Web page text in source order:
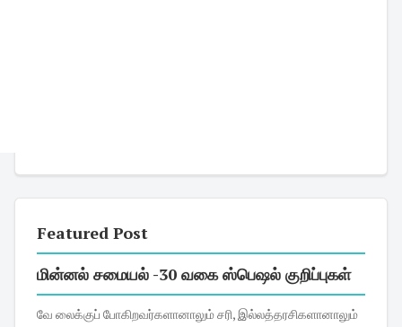
Featured Post
மின்னல் சமையல் -30 வகை ஸ்பெஷல் குறிப்புகள்
வே லைக்குப் போகிறவர்களானாலும் சரி, இல்லத்தரசிகளானாலும்